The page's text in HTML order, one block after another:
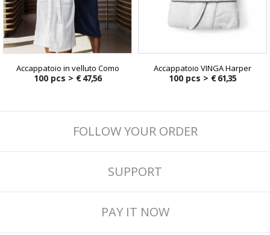
Accappatoio in velluto Como
100 pcs > € 47,56
Accappatoio VINGA Harper
100 pcs > € 61,35
FOLLOW YOUR ORDER
SUPPORT
PAY IT NOW